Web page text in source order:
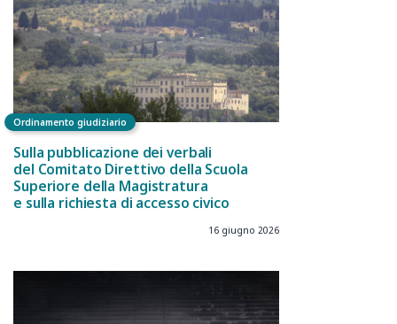
Ordinamento giudiziario
Sulla pubblicazione dei verbali
del Comitato Direttivo della Scuola
Superiore della Magistratura
e sulla richiesta di accesso civico
16 giugno 2026